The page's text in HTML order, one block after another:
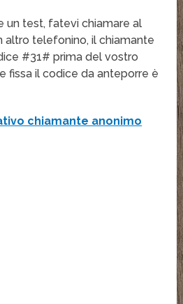
un test, fatevi chiamare al
altro telefonino, il chiamante
#31# prima del vostro
fissa il codice da anteporre è
chiamante anonimo